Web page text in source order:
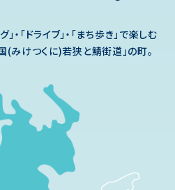
」・「ドライブ」・「まち歩き」で楽しむ
(みけつくに)若狭と鯖街道」の町。